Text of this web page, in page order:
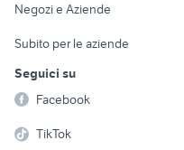
Telefonia
Negozi e Aziende
Subito per le aziende
Seguici su
Facebook
TikTok